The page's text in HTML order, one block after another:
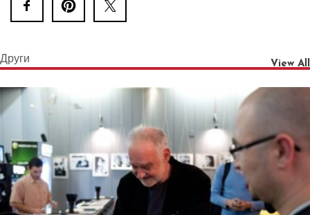
Други View All